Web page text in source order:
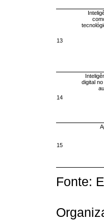
13
14
digital
15
Fonte: